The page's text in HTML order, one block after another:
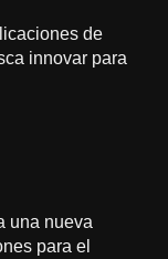
de
innovar para
una nueva
para el